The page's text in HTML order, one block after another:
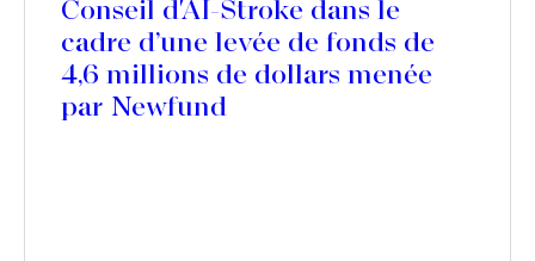
Conseil d'AI-Stroke dans le
cadre d’une levée de fonds de
4,6 millions de dollars menée
par Newfund